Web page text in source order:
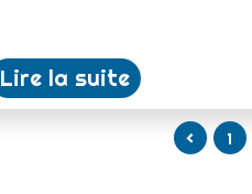
Lire la suite
< 1